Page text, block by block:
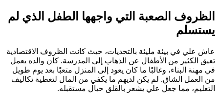
الظروف الصعبة التي واجهها الطفل الذي لم
يستسلم
عاش علي في بيئة مليئة بالتحديات، حيث كانت الظروف الاقتصادية
تعيق الكثير من الأطفال عن الذهاب إلى المدرسة. كان والده يعمل
في مهنة البناء، وغالبًا ما كان يعود إلى المنزل متعبًا بعد يوم طويل
من العمل الشاق. لم يكن لديهم ما يكفي من المال لتغطية تكاليف
التعليم، مما جعل علي يشعر بالقلق حيال مستقبله.